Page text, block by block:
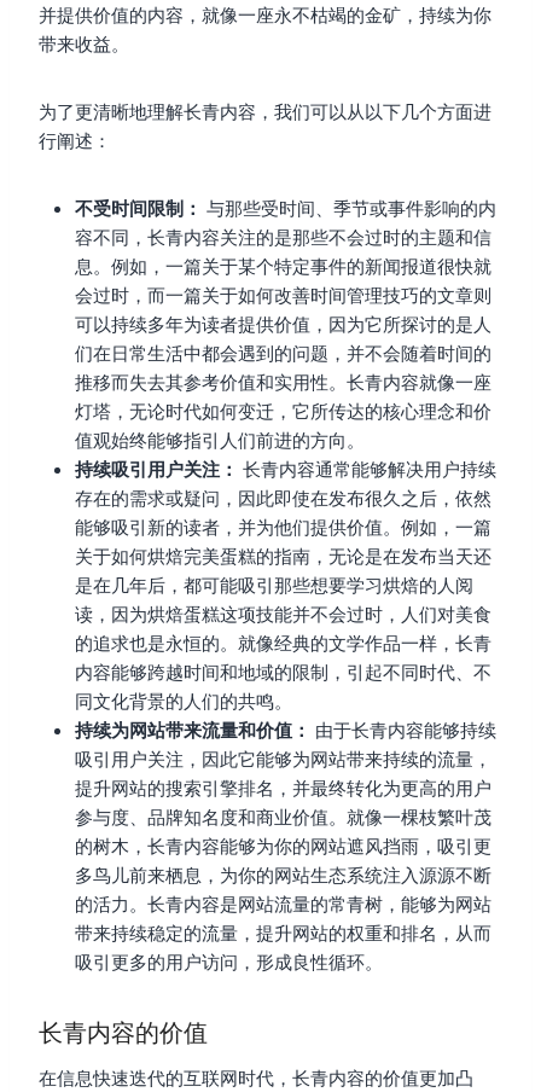
并提供价值的内容，就像一座永不枯竭的金矿，持续为你
带来收益。
为了更清晰地理解长青内容，我们可以从以下几个方面进
行阐述：
不受时间限制： 与那些受时间、季节或事件影响的内
容不同，长青内容关注的是那些不会过时的主题和信
息。例如，一篇关于某个特定事件的新闻报道很快就
会过时，而一篇关于如何改善时间管理技巧的文章则
可以持续多年为读者提供价值，因为它所探讨的是人
们在日常生活中都会遇到的问题，并不会随着时间的
推移而失去其参考价值和实用性。长青内容就像一座
灯塔，无论时代如何变迁，它所传达的核心理念和价
值观始终能够指引人们前进的方向。
持续吸引用户关注： 长青内容通常能够解决用户持续
存在的需求或疑问，因此即使在发布很久之后，依然
能够吸引新的读者，并为他们提供价值。例如，一篇
关于如何烘焙完美蛋糕的指南，无论是在发布当天还
是在几年后，都可能吸引那些想要学习烘焙的人阅
读，因为烘焙蛋糕这项技能并不会过时，人们对美食
的追求也是永恒的。就像经典的文学作品一样，长青
内容能够跨越时间和地域的限制，引起不同时代、不
同文化背景的人们的共鸣。
持续为网站带来流量和价值： 由于长青内容能够持续
吸引用户关注，因此它能够为网站带来持续的流量，
提升网站的搜索引擎排名，并最终转化为更高的用户
参与度、品牌知名度和商业价值。就像一棵枝繁叶茂
的树木，长青内容能够为你的网站遮风挡雨，吸引更
多鸟儿前来栖息，为你的网站生态系统注入源源不断
的活力。长青内容是网站流量的常青树，能够为网站
带来持续稳定的流量，提升网站的权重和排名，从而
吸引更多的用户访问，形成良性循环。
长青内容的价值
在信息快速迭代的互联网时代，长青内容的价值更加凸